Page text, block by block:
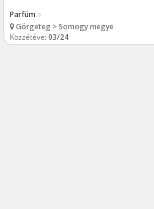
Parfüm
Görgeteg > Somogy megye
Közzétéve:03/24